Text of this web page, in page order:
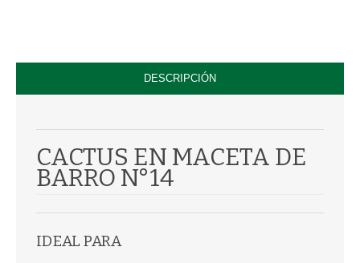
DESCRIPCIÓN
CACTUS EN MACETA DE
BARRO N°14
IDEAL PARA